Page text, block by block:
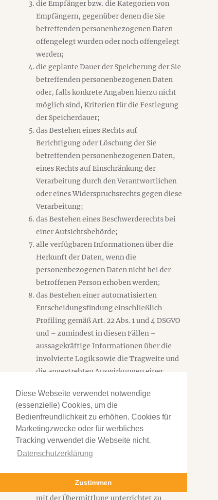
Diese Webseite verwendet notwendige
(essenzielle) Cookies, um die
Bedienfreundlichkeit zu erhöhen. Cookies für
Marketingzwecke oder für werbliches
Tracking verwendet die Webseite nicht.
Datenschutzerklärung
Zustimmen
die Empfänger bzw. die Kategorien von
Empfängern, gegenüber denen die Sie
betreffenden personenbezogenen Daten
offengelegt wurden oder noch offengelegt
werden;
die geplante Dauer der Speicherung der Sie
betreffenden personenbezogenen Daten
oder, falls konkrete Angaben hierzu nicht
möglich sind, Kriterien für die Festlegung
der Speicherdauer;
das Bestehen eines Rechts auf
Berichtigung oder Löschung der Sie
betreffenden personenbezogenen Daten,
eines Rechts auf Einschränkung der
Verarbeitung durch den Verantwortlichen
oder eines Widerspruchsrechts gegen diese
Verarbeitung;
das Bestehen eines Beschwerderechts bei
einer Aufsichtsbehörde;
alle verfügbaren Informationen über die
Herkunft der Daten, wenn die
personenbezogenen Daten nicht bei der
betroffenen Person erhoben werden;
das Bestehen einer automatisierten
Entscheidungsfindung einschließlich
Profiling gemäß Art. 22 Abs. 1 und 4 DSGVO
und – zumindest in diesen Fällen –
aussagekräftige Informationen über die
involvierte Logik sowie die Tragweite und
die angestrebten Auswirkungen einer
Person. Ihnen steht das Recht zu, Auskunft
darüber zu verlangen, ob die Sie
betreffenden personenbezogenen Daten in
ein Drittland oder an eine internationale
Organisation übermittelt werden. In
diesem Zusammenhang können Sie
verlangen, über die geeigneten Garantien
gem. Art. 46 DSGVO im Zusammenhang
mit der Übermittlung unterrichtet zu